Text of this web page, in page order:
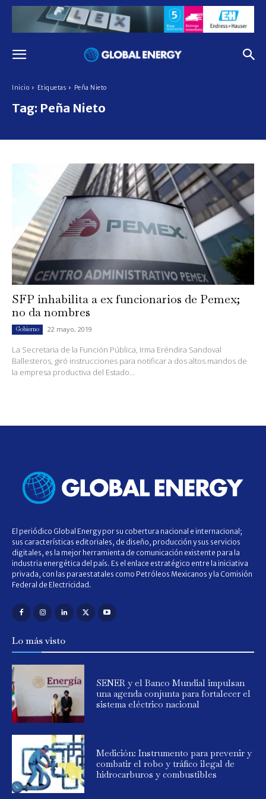
Inicio Etiquetas Peña Nieto
Tag: Peña Nieto
SFP inhabilita a ex funcionarios de Pemex;
no da nombres
Gobierno 22 mayo, 2019
La Secretaria de la Función Pública, Irma Eréndira Sandoval
Ballesteros, giró instrucciones para notificar a dos altos mandos de
la empresa productiva del Estado...
El periódico Global Energy por su cobertura nacional e internacional;
sus características editoriales, de diseño, producción y sus servicios
digitales, es la mejor herramienta de comunicación existente para la
industria energética del país. Es el enlace estratégico entre la iniciativa
privada, con las paraestatales como Petróleos Mexicanos y la Comisión
Federal de Electricidad.
Lo más visto
SENER y el Banco Mundial impulsan
una agenda conjunta para fortalecer el
sistema eléctrico nacional
Medición: Instrumento para prevenir y
combatir el robo y tráfico ilegal de
hidrocarburos y combustibles